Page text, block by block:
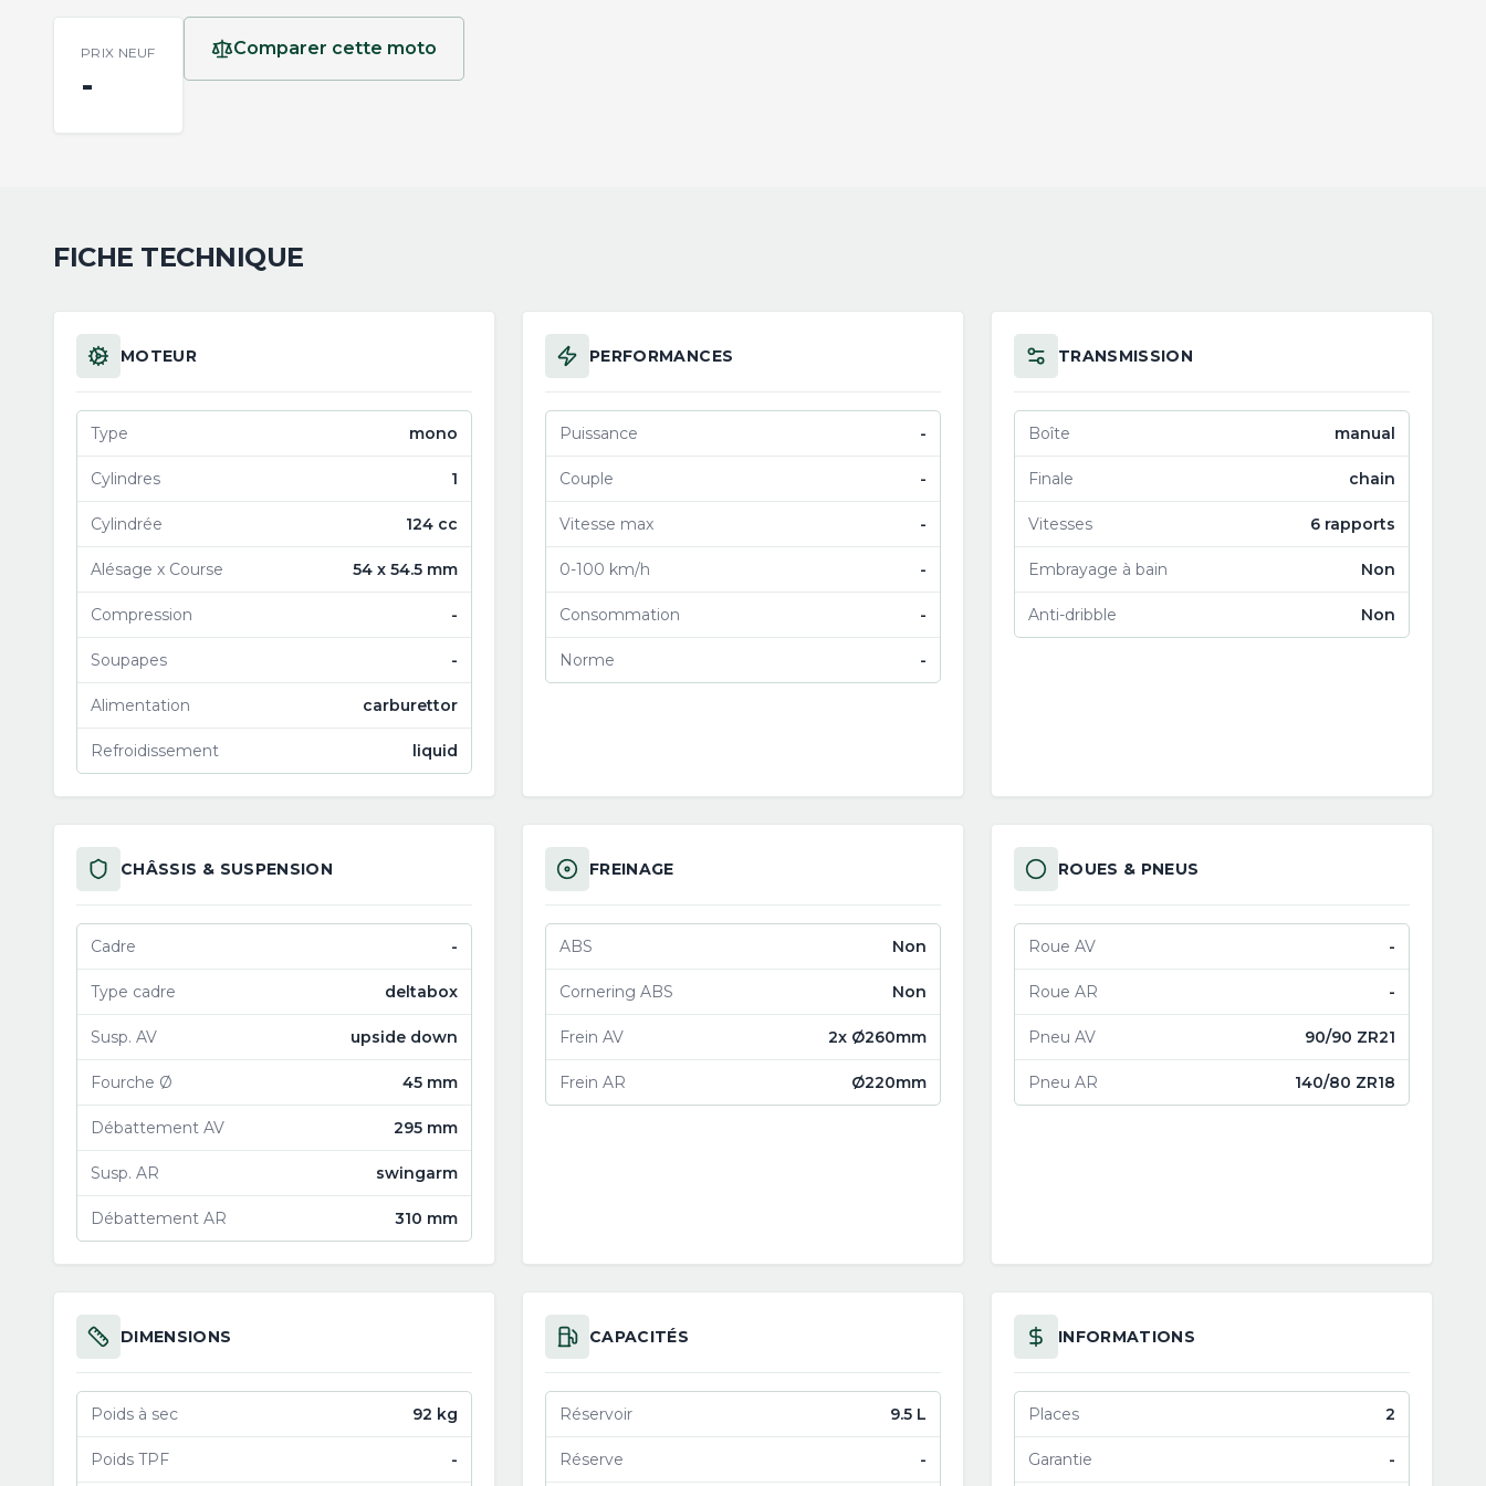
PRIX NEUF
-
Comparer cette moto
FICHE TECHNIQUE
MOTEUR
Type mono
Cylindres 1
Cylindrée 124 cc
Alésage x Course 54 x 54.5 mm
Compression -
Soupapes -
Alimentation carburettor
Refroidissement liquid
PERFORMANCES
Puissance -
Couple -
Vitesse max -
0-100 km/h -
Consommation -
Norme -
TRANSMISSION
Boîte manual
Finale chain
Vitesses 6 rapports
Embrayage à bain Non
Anti-dribble Non
CHÂSSIS & SUSPENSION
Cadre -
Type cadre deltabox
Susp. AV upside down
Fourche Ø 45 mm
Débattement AV 295 mm
Susp. AR swingarm
Débattement AR 310 mm
FREINAGE
ABS Non
Cornering ABS Non
Frein AV 2x Ø260mm
Frein AR Ø220mm
ROUES & PNEUS
Roue AV -
Roue AR -
Pneu AV 90/90 ZR21
Pneu AR 140/80 ZR18
DIMENSIONS
Poids à sec 92 kg
Poids TPF -
CAPACITÉS
Réservoir 9.5 L
Réserve -
INFORMATIONS
Places 2
Garantie -